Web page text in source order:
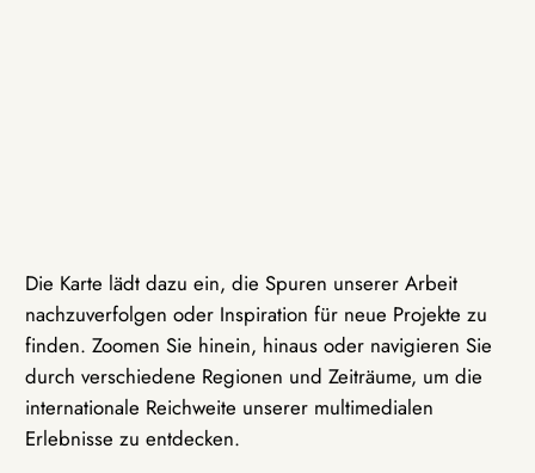
Die Karte lädt dazu ein, die Spuren unserer Arbeit
nachzuverfolgen oder Inspiration für neue Projekte zu
finden. Zoomen Sie hinein, hinaus oder navigieren Sie
durch verschiedene Regionen und Zeiträume, um die
internationale Reichweite unserer multimedialen
Erlebnisse zu entdecken.